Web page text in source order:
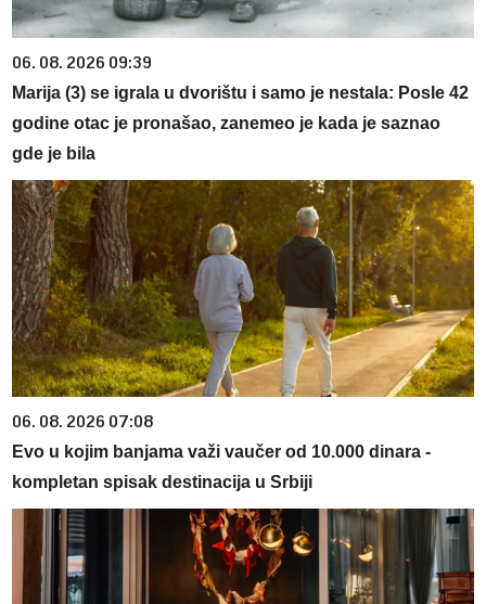
06. 08. 2026 09:39
Marija (3) se igrala u dvorištu i samo je nestala: Posle 42
godine otac je pronašao, zanemeo je kada je saznao
gde je bila
06. 08. 2026 07:08
Evo u kojim banjama važi vaučer od 10.000 dinara -
kompletan spisak destinacija u Srbiji